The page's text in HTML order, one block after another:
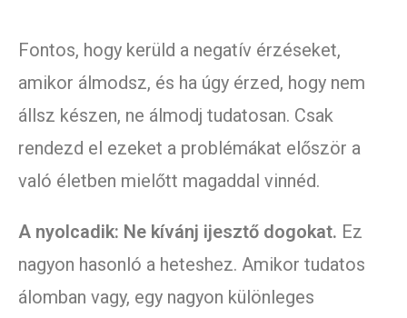
Fontos, hogy kerüld a negatív érzéseket,
amikor álmodsz, és ha úgy érzed, hogy nem
állsz készen, ne álmodj tudatosan. Csak
rendezd el ezeket a problémákat először a
való életben mielőtt magaddal vinnéd.
A nyolcadik: Ne kívánj ijesztő dogokat. Ez
nagyon hasonló a heteshez. Amikor tudatos
álomban vagy, egy nagyon különleges